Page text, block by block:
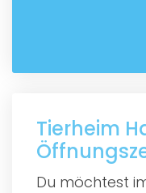
Tierheim
Du möchtest